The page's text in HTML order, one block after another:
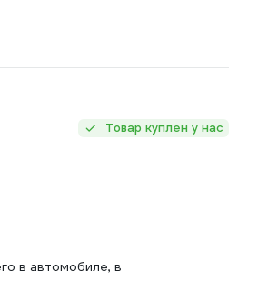
Товар куплен у нас
в автомобиле, в